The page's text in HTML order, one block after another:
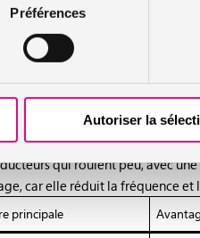
Préférences
Autoriser la
responsabilité civile, réduisant
les dommages au véhicule,
qui roulent peu, avec
car elle réduit la fréquence
principale